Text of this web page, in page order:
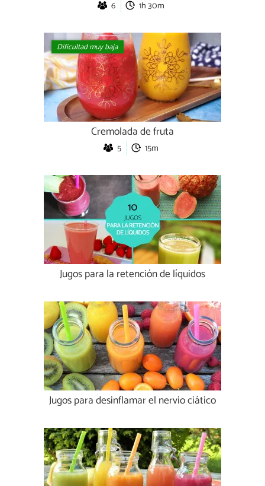
6 1h 30m
Dificultad muy baja
Cremolada de fruta
5 15m
Jugos para la retención de líquidos
Jugos para desinflamar el nervio ciático